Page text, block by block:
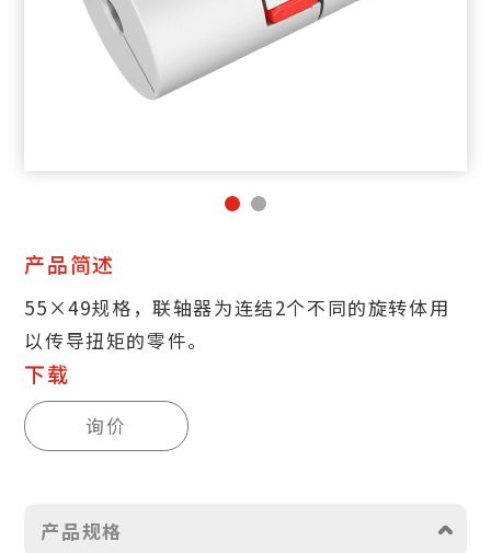
产品简述
55×49规格，联轴器为连结2个不同的旋转体用
以传导扭矩的零件。
下载
询价
产品规格